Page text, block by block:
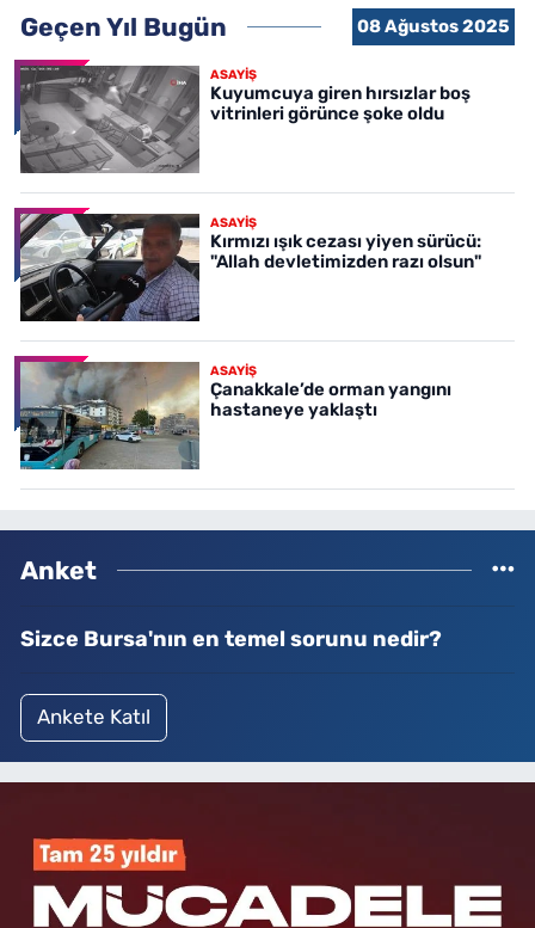
Geçen Yıl Bugün 08 Ağustos 2025
ASAYİŞ
Kuyumcuya giren hırsızlar boş
vitrinleri görünce şoke oldu
ASAYİŞ
Kırmızı ışık cezası yiyen sürücü:
"Allah devletimizden razı olsun"
ASAYİŞ
Çanakkale’de orman yangını
hastaneye yaklaştı
Anket
Sizce Bursa'nın en temel sorunu nedir?
Ankete Katıl